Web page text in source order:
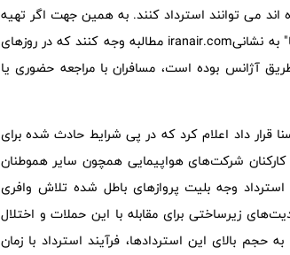
اند می توانند استرداد کنند. به همین جهت اگر تهیه
بلیت به صورت اینترنتی بوده مسافران از طریق گزینه استرداد در وبسایت "هما" به نشانیiranair.com مطالبه وجه کنند که در روزهای
از طریق آژانس بوده است، مسافران با مراجعه حضوری یا
قرار داد اعلام کرد که در پی شرایط حادث شده برای
شرکت‌های هواپیمایی همچون سایر هموطنان
وجه بلیت پروازهای باطل شده تلاش وافری
زیرساختی برای مقابله با این حملات و اختلال
بالای این استردادها، فرآیند استرداد با زمان